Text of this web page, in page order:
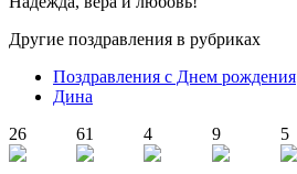
Другие поздравления в рубриках
Поздравления с Днем рождения
Дина
26
61 4 9 5